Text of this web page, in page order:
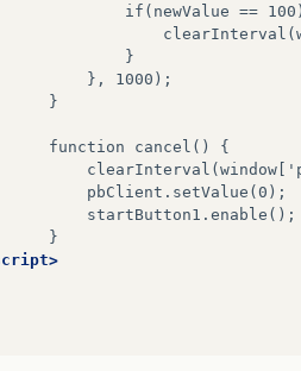
if(newValue ==
}
},
1000);
}
function cancel()
{
pbClient.setValue(0);
startButton1.enable();
}